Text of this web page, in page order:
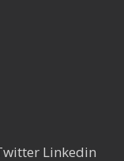
Linkedin